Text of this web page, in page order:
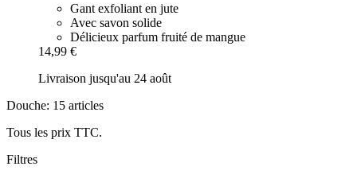
Gant exfoliant en jute
Avec savon solide
Délicieux parfum fruité de mangue
14,99 €
Livraison jusqu'au 24 août
Douche: 15 articles
Tous les prix TTC.
Filtres